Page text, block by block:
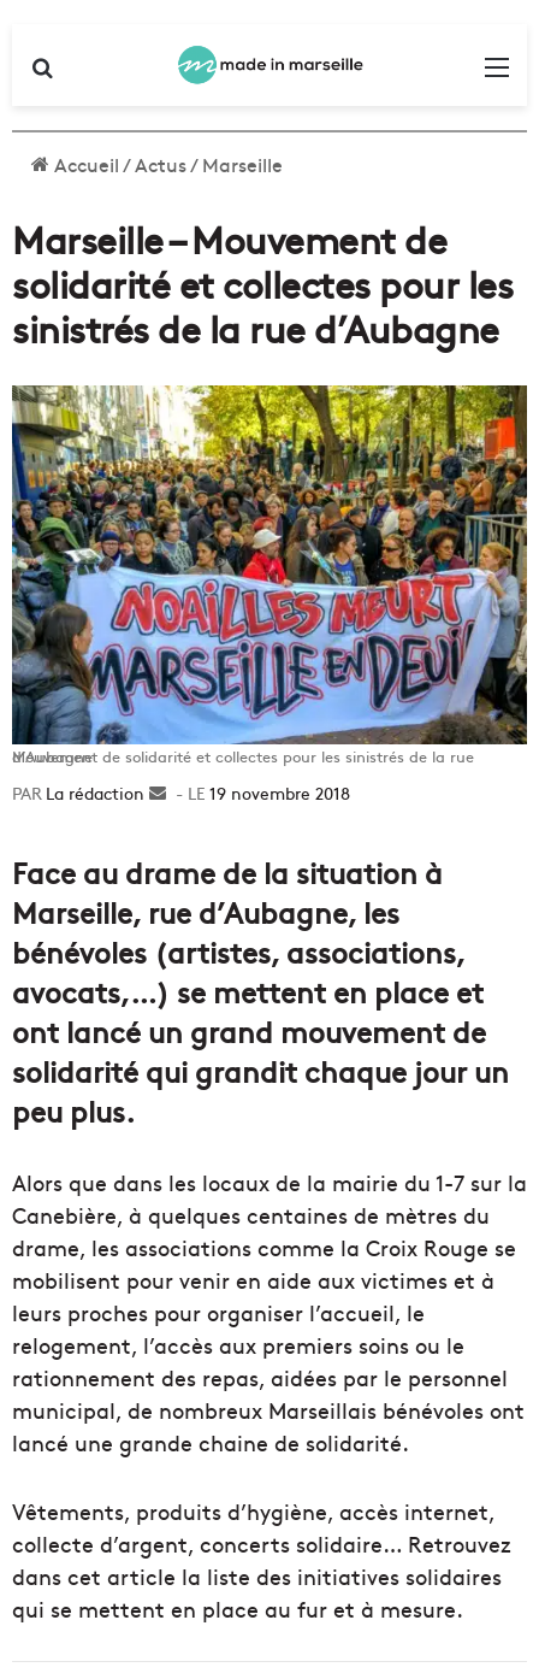
Accueil/Actus/Marseille
Marseille – Mouvement de
solidarité et collectes pour les
sinistrés de la rue d’Aubagne
Mouvement de solidarité et collectes pour les sinistrés de la rue d’Aubagne
La rédaction
Envoyer19 novembre 2018
Face au drame de la situation à
Marseille, rue d’Aubagne, les
bénévoles (artistes, associations,
avocats,…) se mettent en place et
ont lancé un grand mouvement de
solidarité qui grandit chaque jour un
peu plus.
Alors que dans les locaux de la mairie du 1-7 sur la
Canebière, à quelques centaines de mètres du
drame, les associations comme la Croix Rouge se
mobilisent pour venir en aide aux victimes et à
leurs proches pour organiser l’accueil, le
relogement, l’accès aux premiers soins ou le
rationnement des repas, aidées par le personnel
municipal, de nombreux Marseillais bénévoles ont
lancé une grande chaine de solidarité.
Vêtements, produits d’hygiène, accès internet,
collecte d’argent, concerts solidaire… Retrouvez
dans cet article la liste des initiatives solidaires
qui se mettent en place au fur et à mesure.